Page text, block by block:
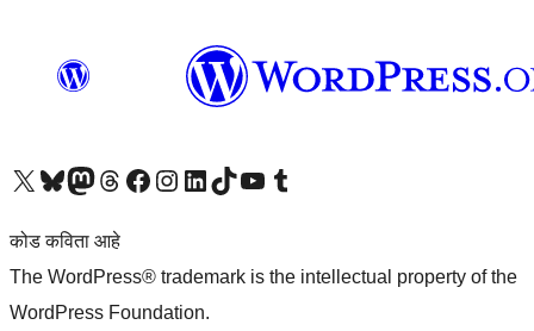
आमच्या X (एक्स) (पूर्वीचे ट्विटर) खात्याला भेट द्या आमच्या ब्लूस्की खात्याला भेट द्या.आमच्या Mastodon खात्याला भेट द्या.आमच्या थ्रेड्स खात्याला भेट द्या. आमच्या फेसबुक पेजला भेट द्या आमच्या इंस्टाग्राम खात्याला भेट द्या आमच्या लिंक्डइन खात्याला भेट द्या आमच्या टिकटॉक अकाउंटला भेट द्या.आमच्या यूट्यूब चॅनेलला भेट द्या आमच्या टंबलर खात्याला भेट द्या.
कोड कविता आहे
The WordPress® trademark is the intellectual property of the
WordPress Foundation.